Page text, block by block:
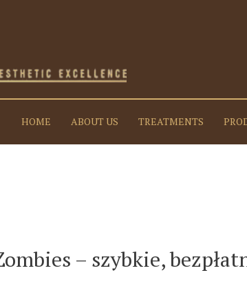
HOME ABOUT US TREATMENTS
– szybkie,